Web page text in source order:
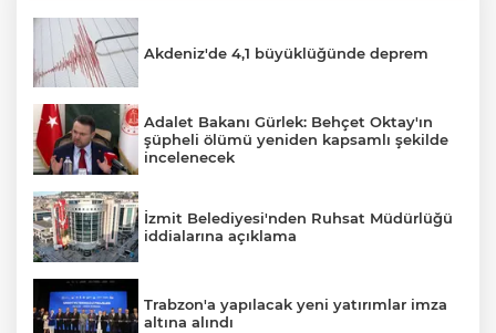
Akdeniz'de 4,1 büyüklüğünde deprem
Adalet Bakanı Gürlek: Behçet Oktay'ın
şüpheli ölümü yeniden kapsamlı şekilde
incelenecek
İzmit Belediyesi'nden Ruhsat Müdürlüğü
iddialarına açıklama
Trabzon'a yapılacak yeni yatırımlar imza
altına alındı